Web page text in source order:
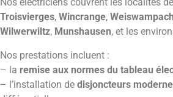
Nos électriciens couvrent les localités de
Troisvierges, Wincrange, Weiswampach
Wilwerwiltz, Munshausen, et les
Nos prestations incluent :
– la remise aux normes du tableau
– l’installation de disjoncteurs